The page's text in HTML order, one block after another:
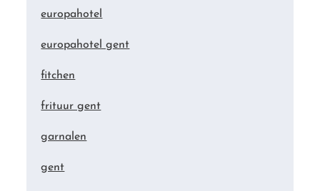
europahotel
europahotel gent
fitchen
frituur gent
garnalen
gent